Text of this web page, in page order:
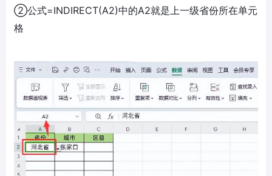
②公式=INDIRECT(A2)中的A2就是上一级省份所在单元
格